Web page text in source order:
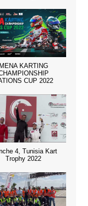
MENA KARTING
CUP 2022
4, Tunisia Kart
Trophy 2022